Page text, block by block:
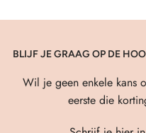
BLIJF JE GRAAG OP DE
Wil je geen enkele kans
eerste die